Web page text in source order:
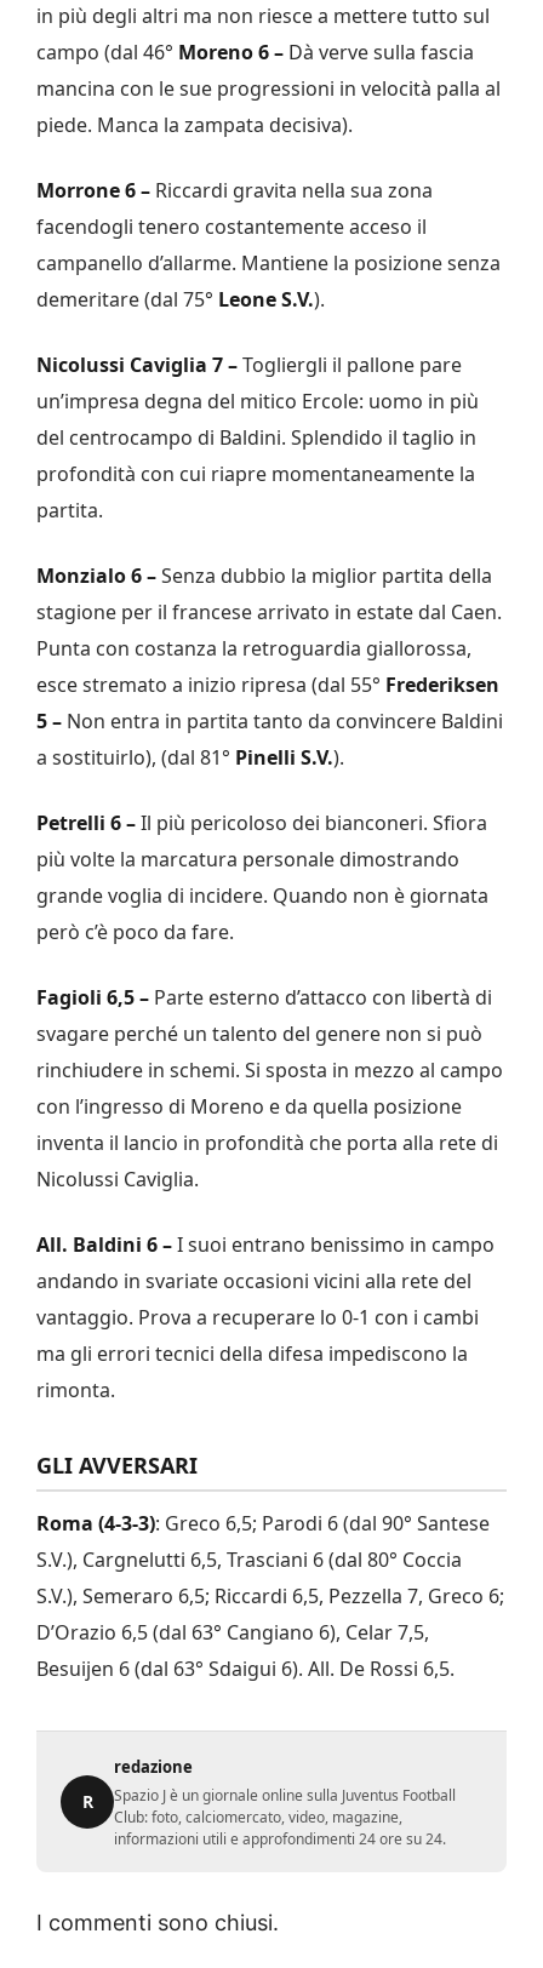
in più degli altri ma non riesce a mettere tutto sul
campo (dal 46° Moreno 6 – Dà verve sulla fascia
mancina con le sue progressioni in velocità palla al
piede. Manca la zampata decisiva).
Morrone 6 – Riccardi gravita nella sua zona
facendogli tenero costantemente acceso il
campanello d’allarme. Mantiene la posizione senza
demeritare (dal 75° Leone S.V.).
Nicolussi Caviglia 7 –Togliergli il pallone pare
un’impresa degna del mitico Ercole: uomo in più
del centrocampo di Baldini. Splendido il taglio in
profondità con cui riapre momentaneamente la
partita.
Monzialo 6 –Senza dubbio la miglior partita della
stagione per il francese arrivato in estate dal Caen.
Punta con costanza la retroguardia giallorossa,
esce stremato a inizio ripresa (dal 55° Frederiksen
5 – Non entra in partita tanto da convincere Baldini
a sostituirlo), (dal 81° Pinelli S.V.).
Petrelli 6 –Il più pericoloso dei bianconeri. Sfiora
più volte la marcatura personale dimostrando
grande voglia di incidere. Quando non è giornata
però c’è poco da fare.
Fagioli 6,5 – Parte esterno d’attacco con libertà di
svagare perché un talento del genere non si può
rinchiudere in schemi. Si sposta in mezzo al campo
con l’ingresso di Moreno e da quella posizione
inventa il lancio in profondità che porta alla rete di
Nicolussi Caviglia.
All. Baldini 6 –I suoi entrano benissimo in campo
andando in svariate occasioni vicini alla rete del
vantaggio. Prova a recuperare lo 0-1 con i cambi
ma gli errori tecnici della difesa impediscono la
rimonta.
GLI AVVERSARI
Roma (4-3-3): Greco 6,5; Parodi 6 (dal 90° Santese
S.V.), Cargnelutti 6,5, Trasciani 6 (dal 80° Coccia
S.V.), Semeraro 6,5; Riccardi 6,5, Pezzella 7, Greco 6;
D’Orazio 6,5 (dal 63° Cangiano 6), Celar 7,5,
Besuijen 6 (dal 63° Sdaigui 6). All. De Rossi 6,5.
R
redazione
Spazio J è un giornale online sulla Juventus Football
Club: foto, calciomercato, video, magazine,
informazioni utili e approfondimenti 24 ore su 24.
I commenti sono chiusi.